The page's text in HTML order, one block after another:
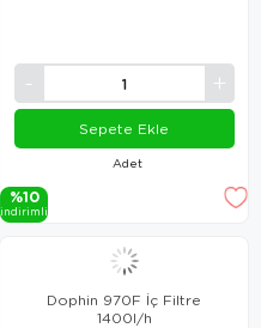
Adet
Sepete Ekle
%10
i̇ndi̇ri̇mli̇
Dophin 970F İç Filtre
1400l/h